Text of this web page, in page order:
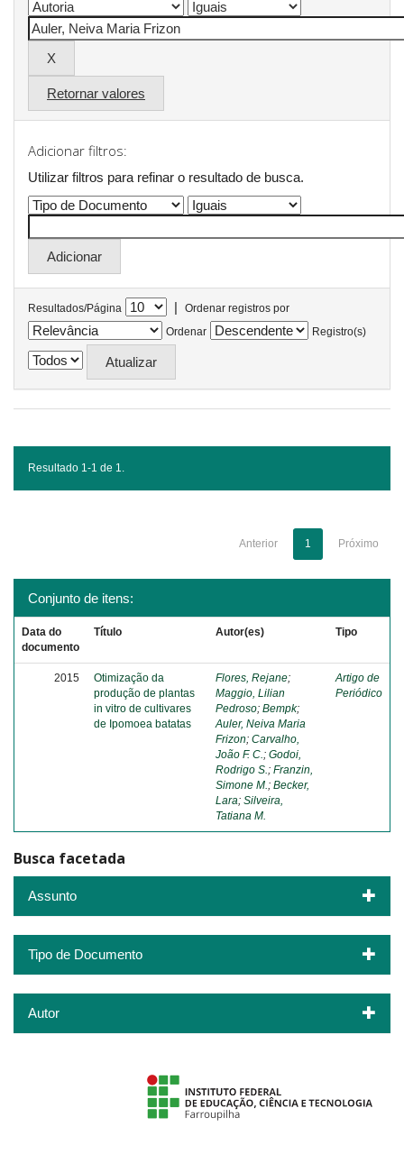
Retornar valores
Adicionar filtros:
Utilizar filtros para refinar o resultado de busca.
Resultados/Página |
Ordenar registros por
Ordenar
Registro(s)
Resultado 1-1 de 1.
Anterior 1 Próximo
Conjunto de itens:
Data do
documento
Título Autor(es) Tipo
2015
Otimização da
produção de plantas
in vitro de cultivares
de Ipomoea batatas
Flores, Rejane;
Maggio, Lilian
Pedroso; Bempk;
Auler, Neiva Maria
Frizon; Carvalho,
João F. C.; Godoi,
Rodrigo S.; Franzin,
Simone M.; Becker,
Lara; Silveira,
Tatiana M.
Artigo de
Periódico
Busca facetada
Assunto
Tipo de Documento
Autor